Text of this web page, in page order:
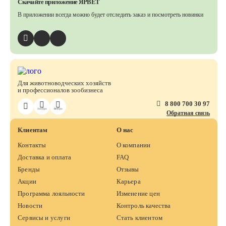
ЗооПро ВетПро
Для животноводческих хозяйств
и профессионалов зообизнеса
8 800 700 30 97
Обратная связь
Клиентам
Контакты
Доставка и оплата
Бренды
Акции
Программа лояльности
Новости
Сервисы и услуги
О нас
О компании
FAQ
Отзывы
Карьера
Изменение цен
Контроль качества
Стать клиентом
Скачайте приложение ЯРВЕТ
В приложении всегда можно будет отследить заказ и посмотреть новинки